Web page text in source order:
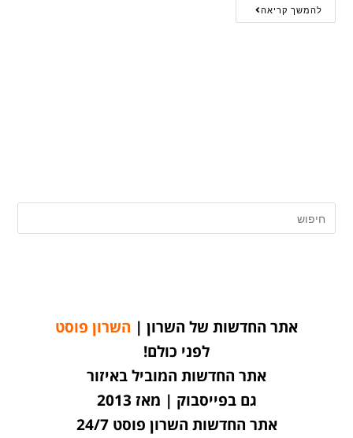
להמשך קריאה
אתר החדשות של השרון | השרון פוסט
לפני כולם!
אתר החדשות המוביל באיזור
גם בפייסבוק | מאז 2013
אתר החדשות השרון פוסט 24/7